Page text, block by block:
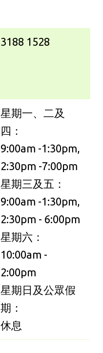
3188 1528
星期一、二及
四：
9:00am -1:30pm,
2:30pm -7:00pm
星期三及五：
9:00am -1:30pm,
2:30pm - 6:00pm
星期六：
10:00am -
2:00pm
星期日及公眾假
期：
休息